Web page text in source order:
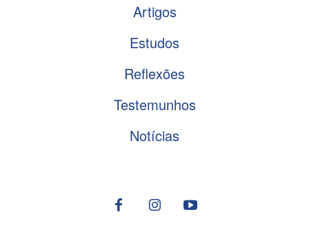
Artigos
Estudos
Reflexões
Testemunhos
Notícias